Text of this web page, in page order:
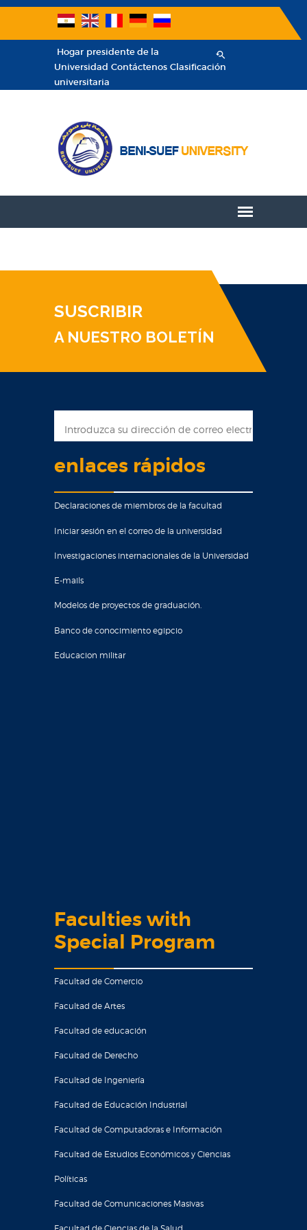
Hogar presidente de la
Universidad Contáctenos Clasificación
universitaria
SUSCRIBIR
A NUESTRO BOLETÍN
enlaces rápidos
Declaraciones de miembros de la facultad
Iniciar sesión en el correo de la universidad
Investigaciones internacionales de la Universidad
E-mails
Modelos de proyectos de graduación.
Banco de conocimiento egipcio
Educacion militar
Faculties with
Special Program
Facultad de Comercio
Facultad de Artes
Facultad de educación
Facultad de Derecho
Facultad de Ingeniería
Facultad de Educación Industrial
Facultad de Computadoras e Información
Facultad de Estudios Económicos y Ciencias
Políticas
Facultad de Comunicaciones Masivas